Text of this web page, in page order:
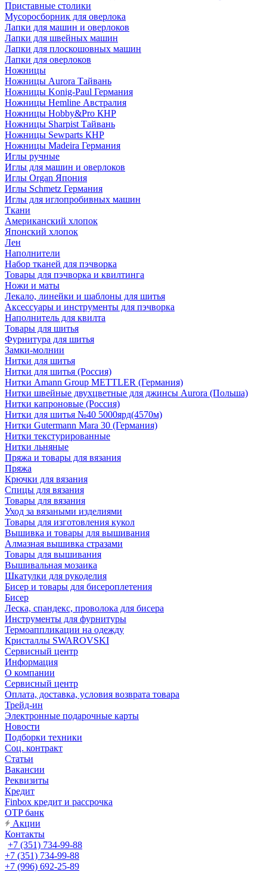
Приставные столики
Мусоросборник для оверлока
Лапки для машин и оверлоков
Лапки для швейных машин
Лапки для плоскошовных машин
Лапки для оверлоков
Ножницы
Ножницы Aurora Тайвань
Ножницы Konig-Paul Германия
Ножницы Hemline Австралия
Ножницы Hobby&Pro КНР
Ножницы Sharpist Тайвань
Ножницы Sewparts КНР
Ножницы Madeira Германия
Иглы ручные
Иглы для машин и оверлоков
Иглы Organ Япония
Иглы Schmetz Германия
Иглы для иглопробивных машин
Ткани
Американский хлопок
Японский хлопок
Лен
Наполнители
Набор тканей для пэчворка
Товары для пэчворка и квилтинга
Ножи и маты
Лекало, линейки и шаблоны для шитья
Аксессуары и инструменты для пэчворка
Наполнитель для квилта
Товары для шитья
Фурнитура для шитья
Замки-молнии
Нитки для шитья
Нитки для шитья (Россия)
Нитки Amann Group METTLER (Германия)
Нитки швейные двухцветные для джинсы Aurora (Польша)
Нитки капроновые (Россия)
Нитки для шитья №40 5000ярд(4570м)
Нитки Gutermann Mara 30 (Германия)
Нитки текстурированные
Нитки льняные
Пряжа и товары для вязания
Пряжа
Крючки для вязания
Спицы для вязания
Товары для вязания
Уход за вязаными изделиями
Товары для изготовления кукол
Вышивка и товары для вышивания
Алмазная вышивка стразами
Товары для вышивания
Вышивальная мозаика
Шкатулки для рукоделия
Бисер и товары для бисероплетения
Бисер
Леска, спандекс, проволока для бисера
Инструменты для фурнитуры
Термоаппликации на одежду
Кристаллы SWAROVSKI
Сервисный центр
Информация
О компании
Сервисный центр
Оплата, доставка, условия возврата товара
Трейд-ин
Электронные подарочные карты
Новости
Подборки техники
Соц. контракт
Статьи
Вакансии
Реквизиты
Кредит
Finbox кредит и рассрочка
OTP банк
Акции
Контакты
+7 (351) 734-99-88
+7 (351) 734-99-88
+7 (996) 692-25-89